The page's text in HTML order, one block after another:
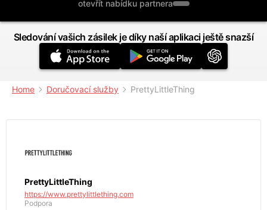
otevřít nabídku partnera
Sledování vašich zásilek je díky naší aplikaci ještě snazší
Home Doručovací služby PrettyLittleThing
PrettyLittleThing
https://www.prettylittlething.com
Podpora